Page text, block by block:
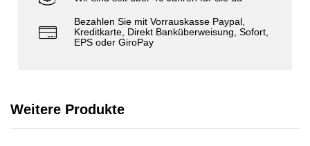
Bezahlen Sie mit Vorrauskasse Paypal,
Kreditkarte, Direkt Banküberweisung, Sofort,
EPS oder GiroPay
Weitere Produkte